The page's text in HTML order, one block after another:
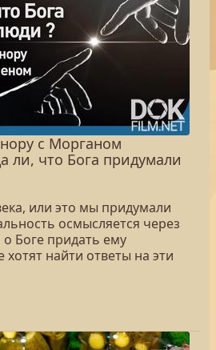
с Морганом
ли, что Бога придумали
или это мы придумали
осмысляется через
Боге придать ему
найти ответы на эти